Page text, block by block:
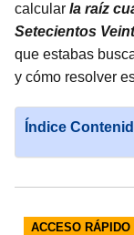
calcular la raíz
Setecientos
que estabas
y cómo resolver
Índice
ACCESO RÁPIDO